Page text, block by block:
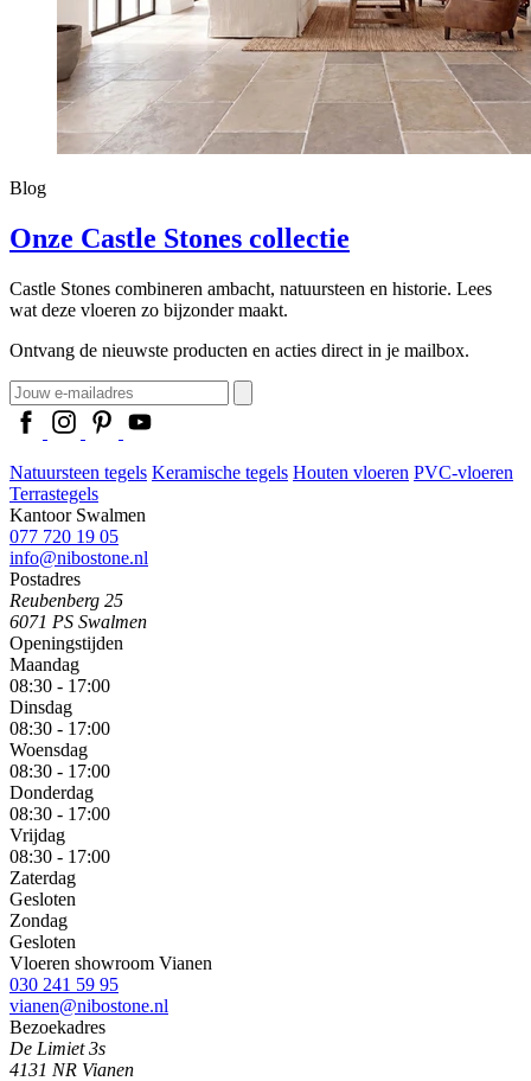
Blog
Onze Castle Stones collectie
Castle Stones combineren ambacht, natuursteen en historie. Lees
wat deze vloeren zo bijzonder maakt.
Ontvang de nieuwste producten en acties direct in je mailbox.
Natuursteen tegels Keramische tegels Houten vloeren PVC-vloeren
Terrastegels
Kantoor Swalmen
077 720 19 05
info@nibostone.nl
Postadres
Reubenberg 25
6071 PS Swalmen
Openingstijden
Maandag
08:30 - 17:00
Dinsdag
08:30 - 17:00
Woensdag
08:30 - 17:00
Donderdag
08:30 - 17:00
Vrijdag
08:30 - 17:00
Zaterdag
Gesloten
Zondag
Gesloten
Vloeren showroom Vianen
030 241 59 95
vianen@nibostone.nl
Bezoekadres
De Limiet 3s
4131 NR Vianen